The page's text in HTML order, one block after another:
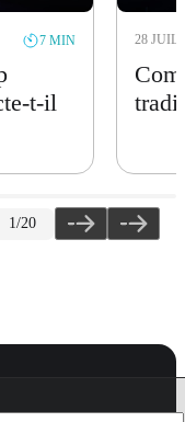
7 MIN
t-il
28 JUIL,
1/20